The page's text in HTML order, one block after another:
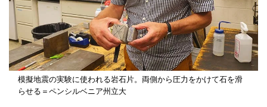
模擬地震の実験に使われる岩石片。両側から圧力をかけて石を滑
らせる＝ペンシルベニア州立大